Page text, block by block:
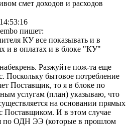
смет доходов и расходов
пишет:
КУ все показывать и в
и в оплатах и в блоке "КУ"
Разжуйте пож-та еще
Поскольку бытовое потребление
Поставщик, то я в блоке по
услугам (план) указываю, что
на основании прямых
Поставщиком. И в этом случае
по ОДН ЭЭ (которые в прошлом